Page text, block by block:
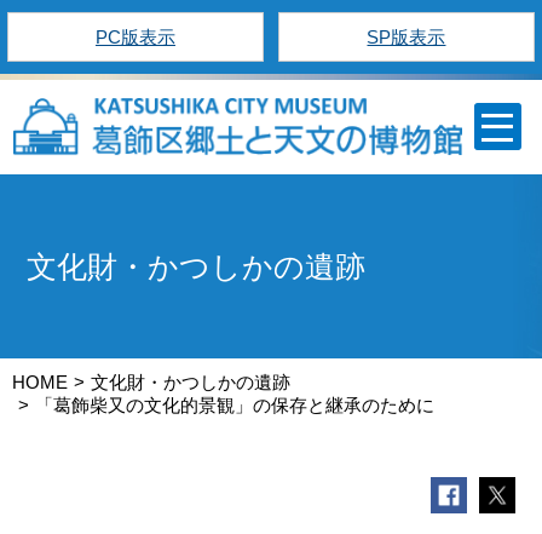
PC版表示 SP版表示
文化財・かつしかの遺跡
HOME
文化財・かつしかの遺跡
「葛飾柴又の文化的景観」の保存と継承のために